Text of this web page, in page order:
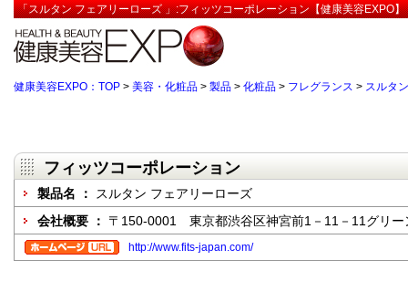
「スルタン フェアリーローズ 」:フィッツコーポレーション【健康美容EXPO】
健康美容EXPO：TOP > 美容・化粧品 > 製品 > 化粧品 > フレグランス > スルタ
フィッツコーポレーション
製品名 ：
スルタン フェアリーローズ
会社概要 ： 〒150-0001 東京都渋谷区神宮前1－11－11グリー
http://www.fits-japan.com/